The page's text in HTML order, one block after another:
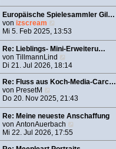
a
r
B
e
r
a
g
e
s
e
B
i
r
g
Europäische Spielesammler Gil…
von izscream
e
u
e
s
t
e
r
e
t
r
a
Mi 5. Feb 2025, 13:53
Re: Lieblings- Mini-Erweiteru…
vonTillmannLind
e
u
e
e
r
B
e
i
t
Di 21. Jul 2026, 18:14
Re: Fluss aus Koch-Media-Carc…
von PresetM
e
u
e
s
e
r
Do 20. Nov 2025, 21:43
Re: Meine neueste Anschaffung
vonAntonAuerbach
u
Mi 22. Jul 2026, 17:55